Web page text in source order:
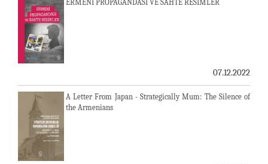
ERMENİ PROPAGANDASI VE SAHTE RESİMLER
07.12.2022
A Letter From Japan - Strategically Mum: The Silence of
the Armenians